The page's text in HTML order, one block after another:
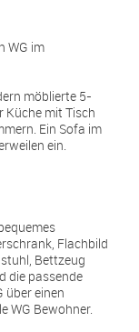
WG im
möblierte 5-
mit Tisch
Ein Sofa im
ein.
Flachbild
Bettzeug
die passende
über einen
WG Bewohner.